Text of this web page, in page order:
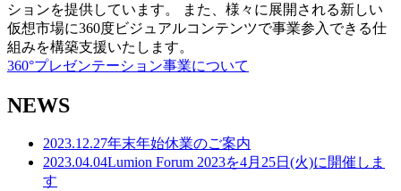
ションを提供しています。 また、様々に展開される新しい
仮想市場に360度ビジュアルコンテンツで事業参入できる仕
組みを構築支援いたします。
360°プレゼンテーション事業について
NEWS
2023.12.27年末年始休業のご案内
2023.04.04Lumion Forum 2023を4月25日(火)に開催しま
す